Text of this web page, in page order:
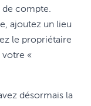
de compte.
ajoutez un lieu
le propriétaire
votre «
désormais la